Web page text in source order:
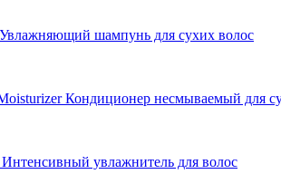
шампунь для сухих волос
Кондиционер несмываемый для
увлажнитель для волос